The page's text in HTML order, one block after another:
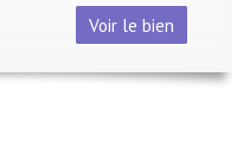
Voir le bien